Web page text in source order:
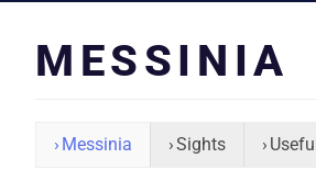
MESSINIA
Messinia Sights